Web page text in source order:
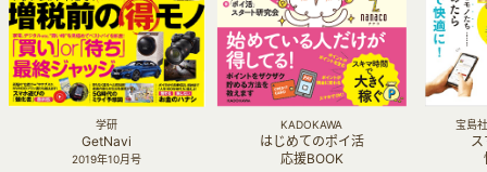
学研
GetNavi
2019年10月号
KADOKAWA
はじめてのポイ活
応援BOOK
宝島